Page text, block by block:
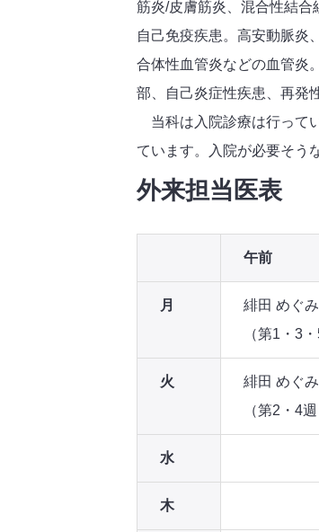
筋炎/皮膚筋炎、混合性結
自己免疫疾患。高安動脈炎
合体性血管炎などの血管炎
部、自己炎症性疾患、再発
当科は入院診療は行って
ています。入院が必要そう
外来担当医表
午前
月
緋田 めぐ
（第1・3・
火
緋田 めぐ
（第2・4週
水
木